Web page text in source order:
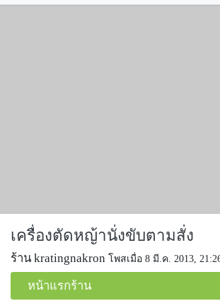
เครื่องตัดหญ้านั่งขับตามสั่ง
ร้าน kratingnakron โพสเมื่อ 8 มี.ค. 2013,
หน้าแรกร้าน